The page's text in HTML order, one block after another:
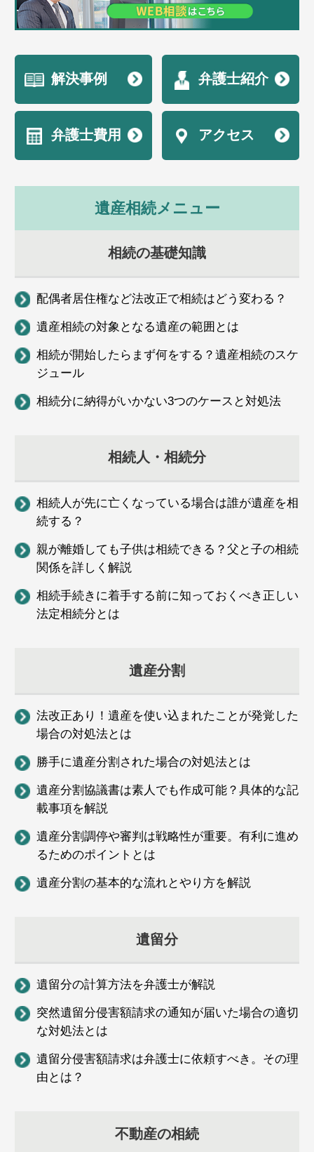
解決事例 弁護士紹介
弁護士費用 アクセス
遺産相続メニュー
相続の基礎知識
配偶者居住権など法改正で相続はどう変わる？
遺産相続の対象となる遺産の範囲とは
相続が開始したらまず何をする？遺産相続のスケ
ジュール
相続分に納得がいかない3つのケースと対処法
相続人・相続分
相続人が先に亡くなっている場合は誰が遺産を相
続する？
親が離婚しても子供は相続できる？父と子の相続
関係を詳しく解説
相続手続きに着手する前に知っておくべき正しい
法定相続分とは
遺産分割
法改正あり！遺産を使い込まれたことが発覚した
場合の対処法とは
勝手に遺産分割された場合の対処法とは
遺産分割協議書は素人でも作成可能？具体的な記
載事項を解説
遺産分割調停や審判は戦略性が重要。有利に進め
るためのポイントとは
遺産分割の基本的な流れとやり方を解説
遺留分
遺留分の計算方法を弁護士が解説
突然遺留分侵害額請求の通知が届いた場合の適切
な対処法とは
遺留分侵害額請求は弁護士に依頼すべき。その理
由とは？
不動産の相続